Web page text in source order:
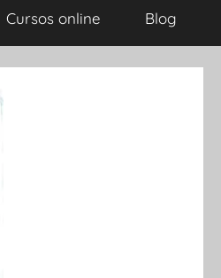
Cursos online Blog